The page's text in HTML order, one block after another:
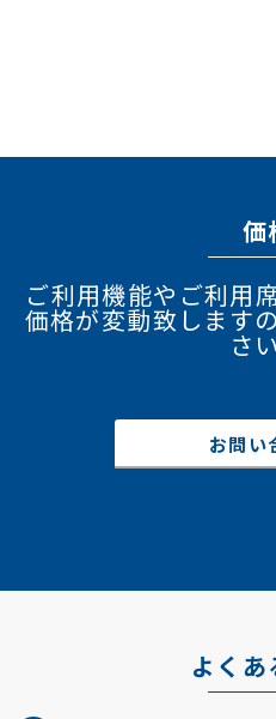
価
ご利用機能やご利用
価格が変動致します
さ
お問い
よくあ